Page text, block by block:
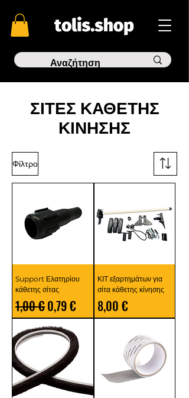
ΣΙΤΕΣ ΚΑΘΕΤΗΣ
ΚΙΝΗΣΗΣ
Φίλτρο
Support Ελατηρίου
κάθετης σίτας
Κανονική τιμή
1,00 €Τιμή Έκπτωσης
0,79 €
ΚΙΤ εξαρτημάτων για
σίτα κάθετης κίνησης
Τιμή
8,00 €